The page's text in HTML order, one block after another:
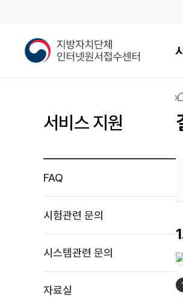
지
방
메인메뉴
서비스 지원
FAQ
시험관련 문의
시스템관련 문의
자료실
홈